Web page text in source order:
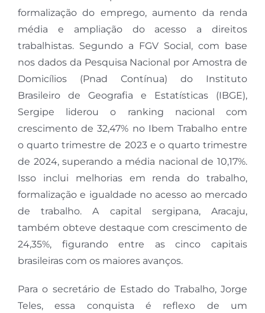
formalização do emprego, aumento da renda
média e ampliação do acesso a direitos
trabalhistas. Segundo a FGV Social, com base
nos dados da Pesquisa Nacional por Amostra de
Domicílios (Pnad Contínua) do Instituto
Brasileiro de Geografia e Estatísticas (IBGE),
Sergipe liderou o ranking nacional com
crescimento de 32,47% no Ibem Trabalho entre
o quarto trimestre de 2023 e o quarto trimestre
de 2024, superando a média nacional de 10,17%.
Isso inclui melhorias em renda do trabalho,
formalização e igualdade no acesso ao mercado
de trabalho. A capital sergipana, Aracaju,
também obteve destaque com crescimento de
24,35%, figurando entre as cinco capitais
brasileiras com os maiores avanços.
Para o secretário de Estado do Trabalho, Jorge
Teles, essa conquista é reflexo de um